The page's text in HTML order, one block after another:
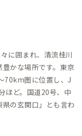
に囲まれ、清流桂川
かな場所です。東京
70km圏に位置し、J
ほど。国道20号、中
の玄関口」とも言わ